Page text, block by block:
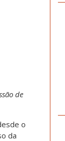
de
o
da